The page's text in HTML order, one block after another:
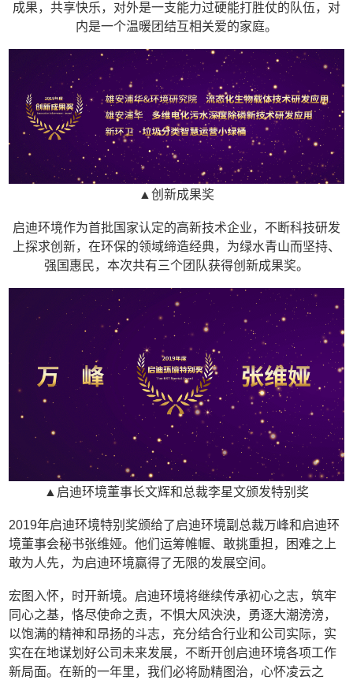
成果，共享快乐，对外是一支能力过硬能打胜仗的队伍，对
内是一个温暖团结互相关爱的家庭。
▲创新成果奖
启迪环境作为首批国家认定的高新技术企业，不断科技研发
上探求创新，在环保的领域缔造经典，为绿水青山而坚持、
强国惠民，本次共有三个团队获得创新成果奖。
▲启迪环境董事长文辉和总裁李星文颁发特别奖
2019年启迪环境特别奖颁给了启迪环境副总裁万峰和启迪环
境董事会秘书张维娅。他们运筹帷幄、敢挑重担，困难之上
敢为人先，为启迪环境赢得了无限的发展空间。
宏图入怀，时开新境。启迪环境将继续传承初心之志，筑牢
同心之基，恪尽使命之责，不惧大风泱泱，勇逐大潮滂滂，
以饱满的精神和昂扬的斗志，充分结合行业和公司实际，实
实在在地谋划好公司未来发展，不断开创启迪环境各项工作
新局面。在新的一年里，我们必将励精图治，心怀凌云之